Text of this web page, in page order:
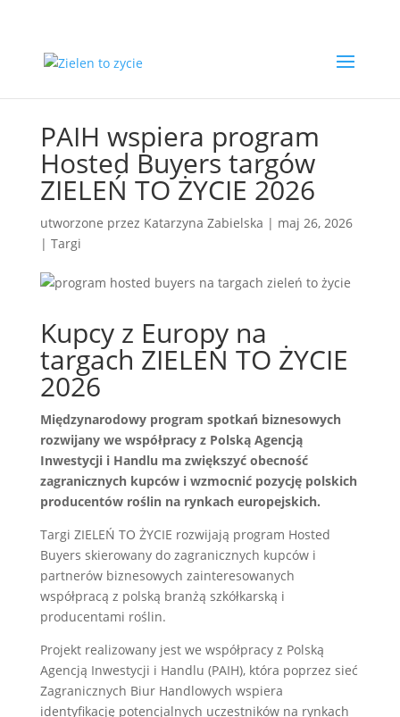
PAIH wspiera program
Hosted Buyers targów
ZIELEŃ TO ŻYCIE 2026
utworzone przez Katarzyna Zabielska | maj 26, 2026
| Targi
Kupcy z Europy na
targach ZIELEŃ TO ŻYCIE
2026
Międzynarodowy program spotkań biznesowych
rozwijany we współpracy z Polską Agencją
Inwestycji i Handlu ma zwiększyć obecność
zagranicznych kupców i wzmocnić pozycję polskich
producentów roślin na rynkach europejskich.
Targi ZIELEŃ TO ŻYCIE rozwijają program Hosted
Buyers skierowany do zagranicznych kupców i
partnerów biznesowych zainteresowanych
współpracą z polską branżą szkółkarską i
producentami roślin.
Projekt realizowany jest we współpracy z Polską
Agencją Inwestycji i Handlu (PAIH), która poprzez sieć
Zagranicznych Biur Handlowych wspiera
identyfikację potencjalnych uczestników na rynkach